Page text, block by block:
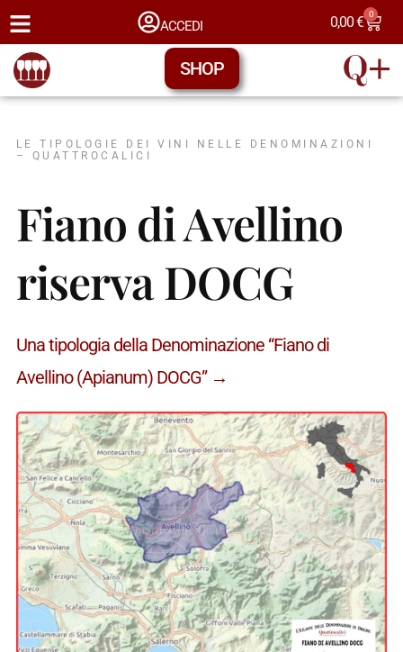
ACCEDI 0,00€ 0
SHOP
LE TIPOLOGIE DEI VINI NELLE DENOMINAZIONI
– QUATTROCALICI
Fiano di Avellino
riserva DOCG
Una tipologia della Denominazione “Fiano di
Avellino (Apianum) DOCG” →